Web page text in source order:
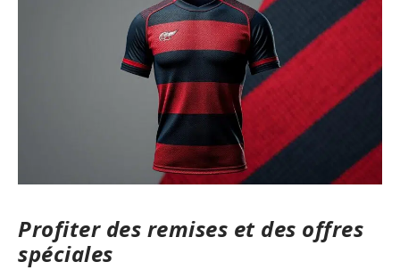
Profiter des remises et des offres
spéciales